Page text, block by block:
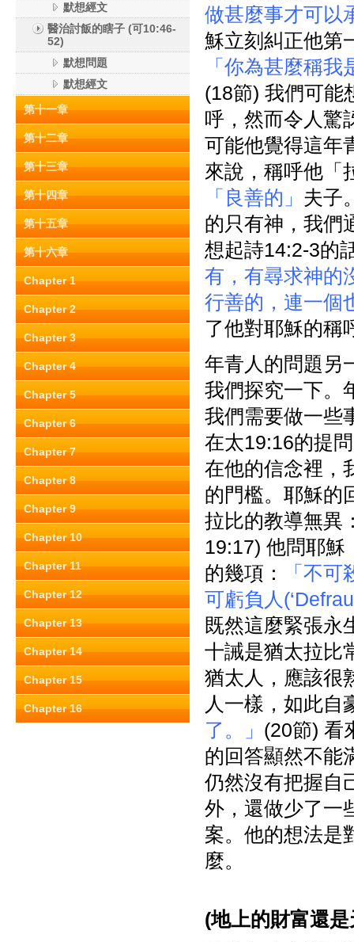
默想經文
醫治討飯的瞎子 (可10:46-
52)
默想問題
默想經文
第十一章
第十二章
第十三章
第十四章
第十五章
第十六章
Chapter 1
Chapter 2
Chapter 3
Chapter 4
Chapter 5
Chapter 6
Chapter 7
Chapter 8
Chapter 9
Chapter 10
Chapter 11
Chapter 12
Chapter 13
Chapter 14
Chapter 15
Chapter 16
做甚麼事才可以
穌立刻糾正他第
「你為甚麼稱
(18節) 我們可能
呼，然而令人驚
可能他覺得這年
來說，稱呼他「
「良善的」 夫子
的只有神，我們
想起詩14:2-3的
有，有尋求神的
行善的，連一個
了他對耶穌的稱
年青人的問題另
我們探究一下。
我們需要做一些
在太19:16的提
在他的信念裡，
的門檻。耶穌的
拉比的教導無異
19:17) 他問耶穌
的幾項：
「不
可虧負人
既然這麼緊張永
十誡是猶太拉比
猶太人，應該很
人一樣，如此自
了。」 (20節) 看
的回答顯然不能
仍然沒有把握自
外，還做少了一
案。他的想法是
麼。
(地上的財富還